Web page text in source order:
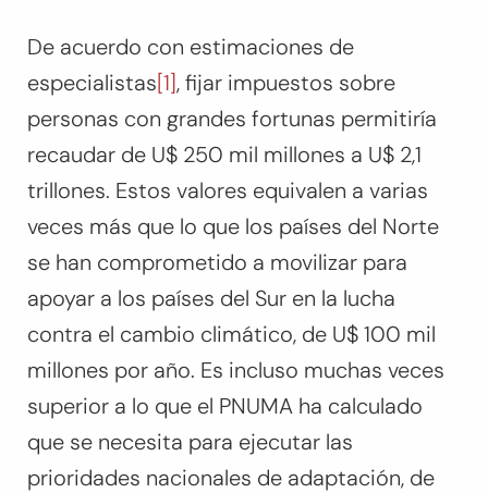
De acuerdo con estimaciones de
especialistas[1], fijar impuestos sobre
personas con grandes fortunas permitiría
recaudar de U$ 250 mil millones a U$ 2,1
trillones. Estos valores equivalen a varias
veces más que lo que los países del Norte
se han comprometido a movilizar para
apoyar a los países del Sur en la lucha
contra el cambio climático, de U$ 100 mil
millones por año. Es incluso muchas veces
superior a lo que el PNUMA ha calculado
que se necesita para ejecutar las
prioridades nacionales de adaptación, de